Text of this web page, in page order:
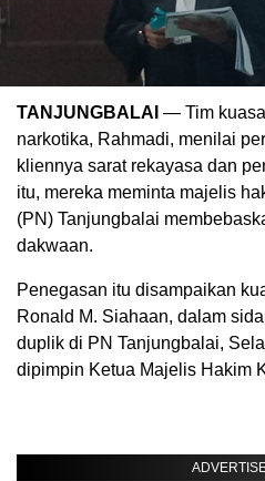
TANJUNGBALAI — Tim
narkotika, Rahmadi, menilai
kliennya sarat rekayasa dan
itu, mereka meminta majelis
(PN) Tanjungbalai
dakwaan.
Penegasan itu disampaikan
Ronald M. Siahaan, dalam
duplik di PN Tanjungbalai,
dipimpin Ketua Majelis Hakim